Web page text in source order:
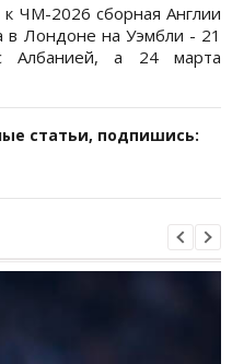
ЧМ-2026 сборная Англии
в Лондоне на Уэмбли - 21
Албанией, а 24 марта
статьи, подпишись: